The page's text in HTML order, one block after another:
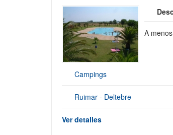
A
Campings
Ruimar - Deltebre
Ver detalles